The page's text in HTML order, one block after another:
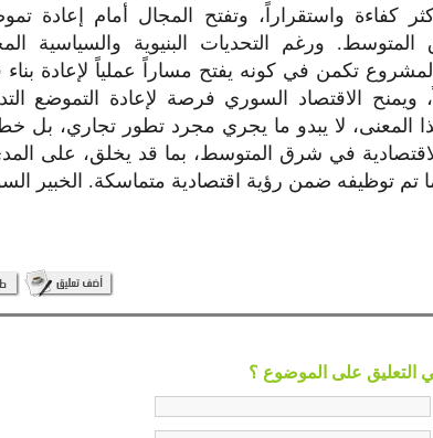
كفاءة واستقراراً، وتفتح المجال أمام إعادة
ورغم التحديات البنيوية والسياسية
المشروع تكمن في كونه يفتح مساراً عملياً لإعادة
ويمنح الاقتصاد السوري فرصة لإعادة التموضع
المعنى، لا يبدو ما يجري مجرد تطور تجاري، بل
في شرق المتوسط، بما قد يخلق، على
ما تم توظيفه ضمن رؤية اقتصادية متماسكة. الخبير